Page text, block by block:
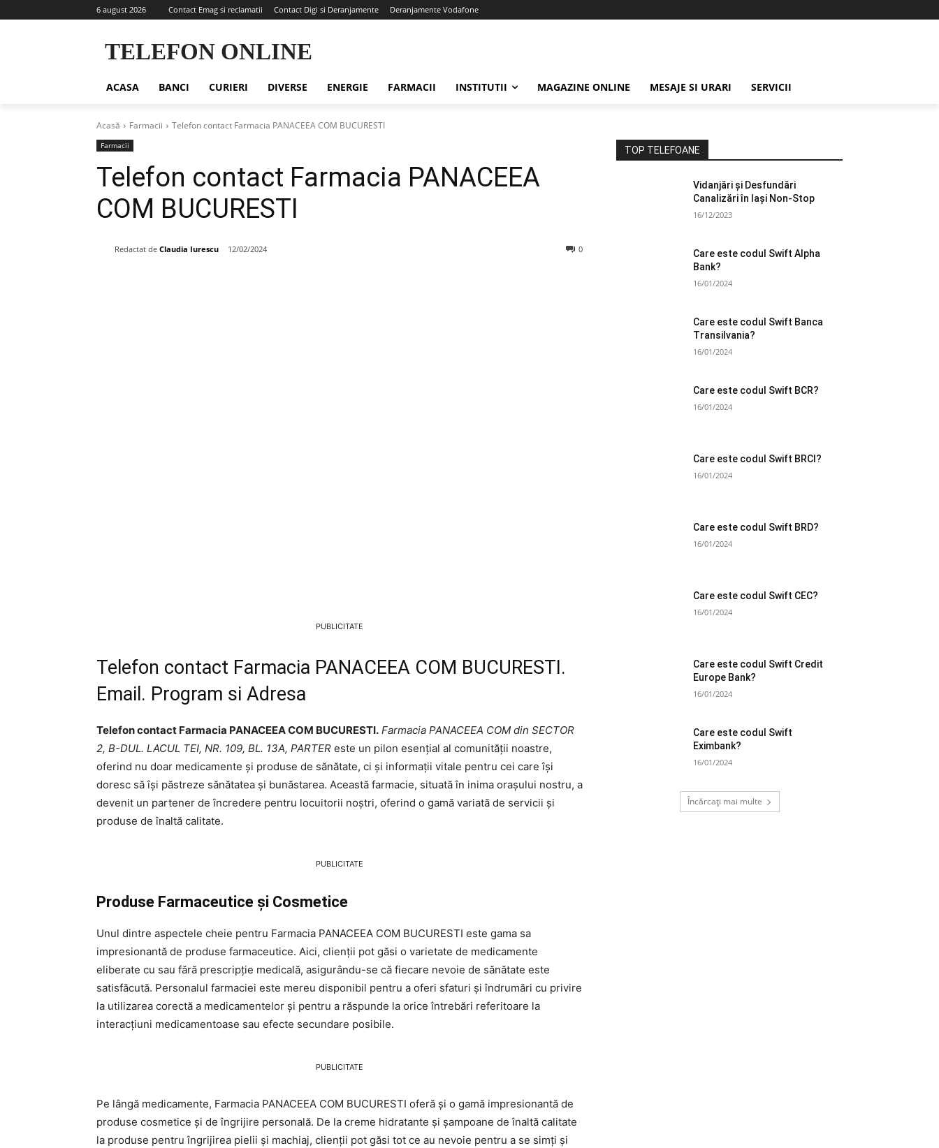
6 august 2026 Contact Emag si reclamatii Contact Digi si Deranjamente Deranjamente Vodafone
TELEFON ONLINE
ACASA BANCI CURIERI DIVERSE ENERGIE FARMACII INSTITUTII MAGAZINE ONLINE MESAJE SI URARI SERVICII
Acasă Farmacii Telefon contact Farmacia PANACEEA COM BUCURESTI
Farmacii
Telefon contact Farmacia PANACEEA
COM BUCURESTI
Redactat de Claudia Iurescu 12/02/2024 0
PUBLICITATE
Telefon contact Farmacia PANACEEA COM BUCURESTI.
Email. Program si Adresa
Telefon contact Farmacia PANACEEA COM BUCURESTI. Farmacia PANACEEA COM din SECTOR
2, B-DUL. LACUL TEI, NR. 109, BL. 13A, PARTER este un pilon esențial al comunității noastre,
oferind nu doar medicamente și produse de sănătate, ci și informații vitale pentru cei care își
doresc să își păstreze sănătatea și bunăstarea. Această farmacie, situată în inima orașului nostru, a
devenit un partener de încredere pentru locuitorii noștri, oferind o gamă variată de servicii și
produse de înaltă calitate.
PUBLICITATE
Produse Farmaceutice și Cosmetice
Unul dintre aspectele cheie pentru Farmacia PANACEEA COM BUCURESTI este gama sa
impresionantă de produse farmaceutice. Aici, clienții pot găsi o varietate de medicamente
eliberate cu sau fără prescripție medicală, asigurându-se că fiecare nevoie de sănătate este
satisfăcută. Personalul farmaciei este mereu disponibil pentru a oferi sfaturi și îndrumări cu privire
la utilizarea corectă a medicamentelor și pentru a răspunde la orice întrebări referitoare la
interacțiuni medicamentoase sau efecte secundare posibile.
PUBLICITATE
Pe lângă medicamente, Farmacia PANACEEA COM BUCURESTI oferă și o gamă impresionantă de
produse cosmetice și de îngrijire personală. De la creme hidratante și șampoane de înaltă calitate
la produse pentru îngrijirea pielii și machiaj, clienții pot găsi tot ce au nevoie pentru a se simți și
TOP TELEFOANE
Vidanjări și Desfundări
Canalizări în Iași Non-Stop
16/12/2023
Care este codul Swift Alpha
Bank?
16/01/2024
Care este codul Swift Banca
Transilvania?
16/01/2024
Care este codul Swift BCR?
16/01/2024
Care este codul Swift BRCI?
16/01/2024
Care este codul Swift BRD?
16/01/2024
Care este codul Swift CEC?
16/01/2024
Care este codul Swift Credit
Europe Bank?
16/01/2024
Care este codul Swift
Eximbank?
16/01/2024
Încărcați mai multe